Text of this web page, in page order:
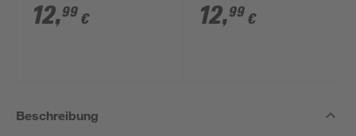
Körnung 180
12,99 €
Körnung 100
12,99 €
Beschreibung